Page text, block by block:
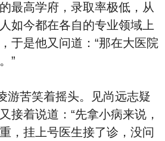
最高学府，录取率极低，从
如今都在各自的专业领域上
于是他又问道：“那在大医院
”
苦笑着摇头。见尚远志疑
接着说道：“先拿小病来说，
，挂上号医生接了诊，没问